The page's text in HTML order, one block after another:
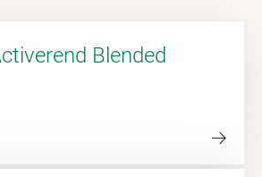
Blended